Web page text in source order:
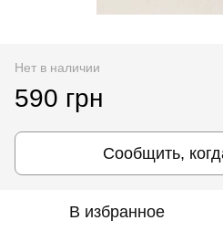
Нет в наличии
590 грн
Сообщить,
В избранное